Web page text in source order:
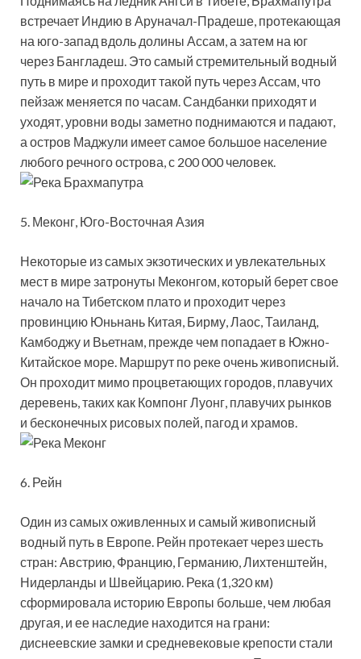
встречает Индию в Аруначал-Прадеше, протекающая
на юго-запад вдоль долины Ассам, а затем на юг
через Бангладеш. Это самый стремительный водный
путь в мире и проходит такой путь через Ассам, что
пейзаж меняется по часам. Сандбанки приходят и
уходят, уровни воды заметно поднимаются и падают,
а остров Маджули имеет самое большое население
любого речного острова, с 200 000 человек.
5. Меконг, Юго-Восточная Азия
Некоторые из самых экзотических и увлекательных
мест в мире затронуты Меконгом, который берет свое
начало на Тибетском плато и проходит через
провинцию Юньнань Китая, Бирму, Лаос, Таиланд,
Камбоджу и Вьетнам, прежде чем попадает в Южно-
Китайское море. Маршрут по реке очень живописный.
Он проходит мимо процветающих городов, плавучих
деревень, таких как Компонг Луонг, плавучих рынков
и бесконечных рисовых полей, пагод и храмов.
6. Рейн
Один из самых оживленных и самый живописный
водный путь в Европе. Рейн протекает через шесть
стран: Австрию, Францию, Германию, Лихтенштейн,
Нидерланды и Швейцарию. Река (1,320 км)
сформировала историю Европы больше, чем любая
другая, и ее наследие находится на грани:
диснеевские замки и средневековые крепости стали